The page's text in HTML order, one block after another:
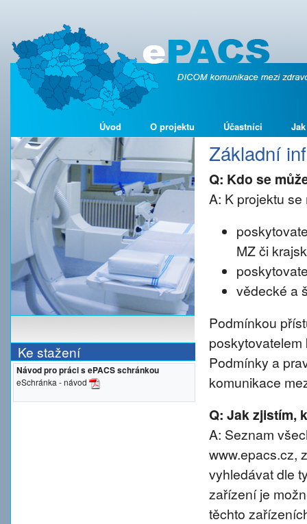
Úvod O projektu Účastníci
Ke stažení
Návod pro práci s ePACS schránkou
eSchránka - návod
Základní
Q: Kdo se
A: K projektu
MZ či
vědecké a
Podmínkou
poskytovatelem
Podmínky a
komunikace
Q: Jak zjistím,
A: Seznam
www.epacs.cz,
vyhledávat dle
zařízení je
těchto